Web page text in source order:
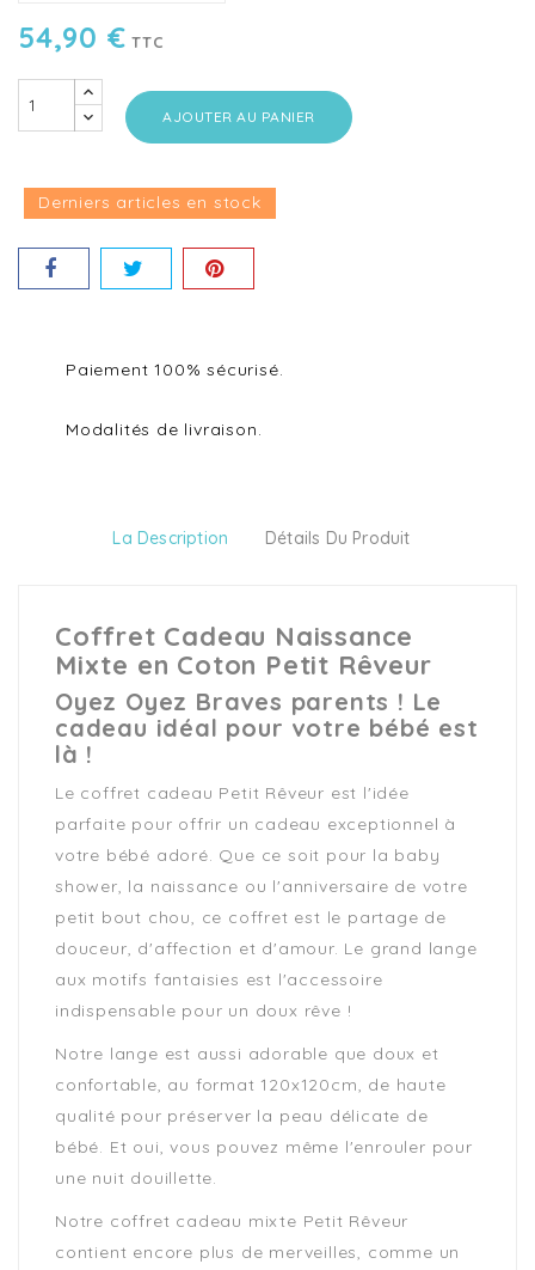
54,90 € TTC
AJOUTER AU PANIER
Derniers articles en stock
Paiement 100% sécurisé.
Modalités de livraison.
La Description Détails Du Produit
Coffret Cadeau Naissance
Mixte en Coton Petit Rêveur
Oyez Oyez Braves parents ! Le
cadeau idéal pour votre bébé est
là !
Le coffret cadeau Petit Rêveur est l'idée
parfaite pour offrir un cadeau exceptionnel à
votre bébé adoré. Que ce soit pour la baby
shower, la naissance ou l'anniversaire de votre
petit bout chou, ce coffret est le partage de
douceur, d'affection et d'amour. Le grand lange
aux motifs fantaisies est l'accessoire
indispensable pour un doux rêve !
Notre lange est aussi adorable que doux et
confortable, au format 120x120cm, de haute
qualité pour préserver la peau délicate de
bébé. Et oui, vous pouvez même l'enrouler pour
une nuit douillette.
Notre coffret cadeau mixte Petit Rêveur
contient encore plus de merveilles, comme un